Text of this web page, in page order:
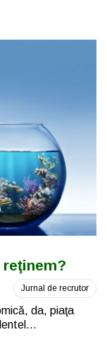
Jurnal de recrutor
da, piaţa